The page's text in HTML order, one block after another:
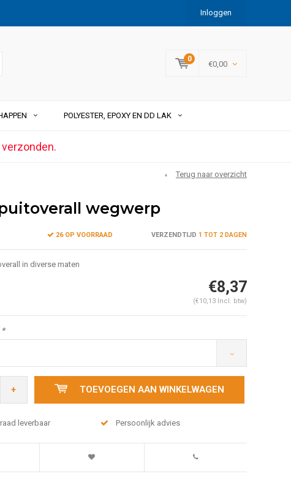
Inloggen
0
€0,00
POLYESTER, EPOXY EN DD LAK
Terug naar overzicht
wegwerp
26 OP VOORRAAD VERZENDTIJD 1 TOT 2 DAGEN
in diverse maten
€8,37
(€10,13 Incl. btw)
*
+ TOEVOEGEN AAN WINKELWAGEN
leverbaar Persoonlijk advies